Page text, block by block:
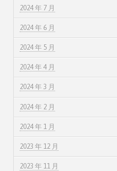
2024 年 7 月
2024 年 6 月
2024 年 5 月
2024 年 4 月
2024 年 3 月
2024 年 2 月
2024 年 1 月
2023 年 12 月
2023 年 11 月